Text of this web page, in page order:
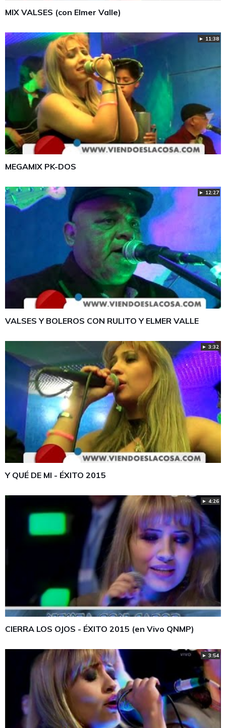
MIX VALSES (con Elmer Valle)
► 11:38
MEGAMIX PK-DOS
► 12:27
VALSES Y BOLEROS CON RULITO Y ELMER VALLE
► 3:32
Y QUÉ DE MI - ÉXITO 2015
► 4:26
CIERRA LOS OJOS - ÉXITO 2015 (en Vivo QNMP)
► 3:54